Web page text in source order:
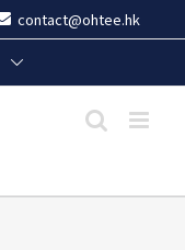
contact@ohtee.hk